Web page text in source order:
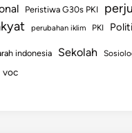
Peristiwa G30s PKI
perubahan iklim PKI
indonesia Sekolah
voc